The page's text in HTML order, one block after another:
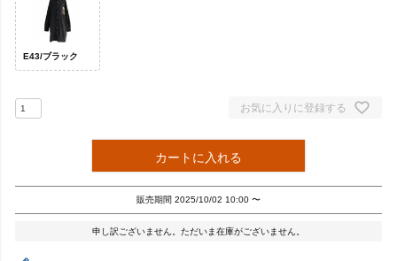
E43/ブラック
お気に入りに登録する
カートに入れる
販売期間 2025/10/02 10:00 〜
申し訳ございません。ただいま在庫がございません。